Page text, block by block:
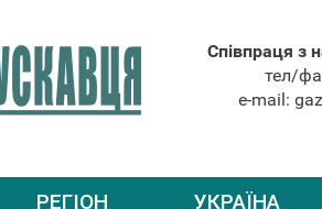
Співпраця з
тел/
e-mail:
УКРАЇНА
РЕГІОН